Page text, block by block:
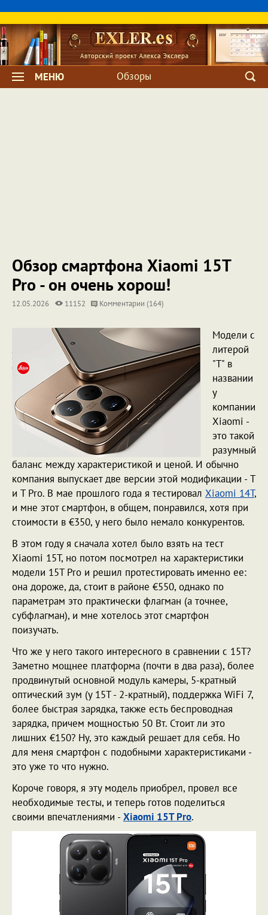
МЕНЮ Обзоры
Обзор смартфона Xiaomi 15T
Pro - он очень хорош!
12.05.2026 11152 Комментарии (164)
Модели с
литерой
"T" в
названии
у
компании
Xiaomi -
это такой
разумный
баланс между характеристикой и ценой. И обычно
компания выпускает две версии этой модификации - T
и T Pro. В мае прошлого года я тестировал Xiaomi 14T,
и мне этот смартфон, в общем, понравился, хотя при
стоимости в €350, у него было немало конкурентов.
В этом году я сначала хотел было взять на тест
Xiaomi 15T, но потом посмотрел на характеристики
модели 15T Pro и решил протестировать именно ее:
она дороже, да, стоит в районе €550, однако по
параметрам это практически флагман (а точнее,
субфлагман), и мне хотелось этот смартфон
поизучать.
Что же у него такого интересного в сравнении с 15T?
Заметно мощнее платформа (почти в два раза), более
продвинутый основной модуль камеры, 5-кратный
оптический зум (у 15T - 2-кратный), поддержка WiFi 7,
более быстрая зарядка, также есть беспроводная
зарядка, причем мощностью 50 Вт. Стоит ли это
лишних €150? Ну, это каждый решает для себя. Но
для меня смартфон с подобными характеристиками -
это уже то что нужно.
Короче говоря, я эту модель приобрел, провел все
необходимые тесты, и теперь готов поделиться
своими впечатлениями -Xiaomi 15T Pro.